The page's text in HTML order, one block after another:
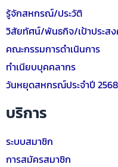
รู้จักสหกรณ์/ประวัติ
วิสัยทัศน์/พันธกิจ/เป้าประส
คณะกรรมการดำเนินการ
ทำเนียบบุคคลากร
วันหยุดสหกรณ์ประจำปี 2568
บริการ
ระบบสมาชิก
การสมัครสมาชิก